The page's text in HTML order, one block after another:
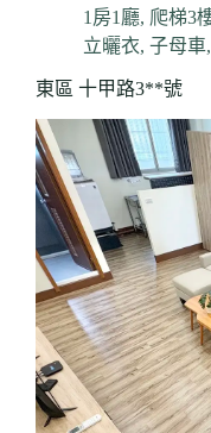
1房1廳, 爬梯3
立曬衣, 子母車,
東區 十甲路3**號